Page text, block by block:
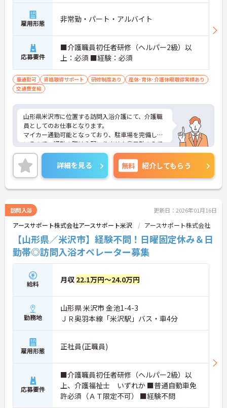
雇用形態 非常勤・パート・アルバイト
応募要件
■介護職員初任者研修（ヘルパー2級）以
上：必須 ■経験：必須
車通勤可 資格取得サポート 研修制度あり
産休･育休･介護休暇取得実績あり
交通費支給
山形県米沢市に位置する訪問入浴介護にて、介護職
員としてのお仕事となります。
マイカー通勤可能となっており、駐車場を完備して
いるので、通勤の際は心配いりません◎日勤のみで
週1日～勤務可能ですので、ご自身のご都合に合わ
せた働き方ができます♪
ご興味ある方は面接ポイントをお伝えしますので、
お気軽にお問い合わせください♪
詳細を見る 無料 紹介してもらう
訪問入浴 更新日：2026年01月16日
アースサポート株式会社アースサポート米沢 アースサポート株式会社
【山形県／米沢市】経験不問！日曜固定休み＆日
勤帯◎訪問入浴オペレーター募集
給料 月収 22.1万円～24.0万円
勤務地
山形県 米沢市 金池1-4-3
ＪＲ奥羽本線「米沢駅」バス・車4分
雇用形態 正社員(正職員)
応募要件
■介護職員初任者研修（ヘルパー2級）以
上、介護福祉士 いずれか ■普通自動車免
許必須（ＡＴ限定不可） ■経験不問